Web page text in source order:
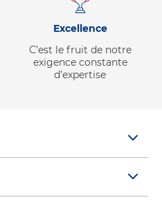
Excellence
C’est le fruit de notre
exigence constante
d’expertise